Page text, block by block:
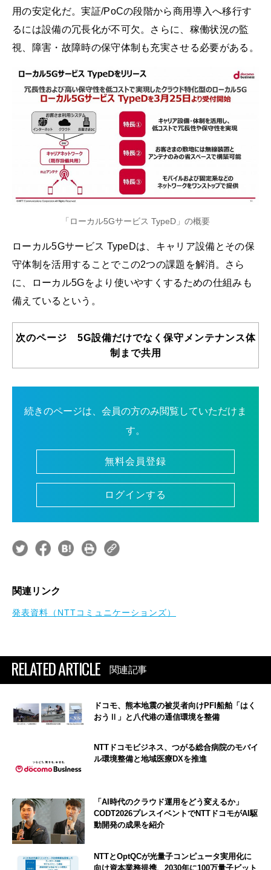
用の安定化だ。実証/PoCの段階から商用導入へ移行す
るには設備の冗長化が不可欠。さらに、稼働状況の監
視、障害・故障時の保守体制も充実させる必要がある。
「ローカル5Gサービス TypeD」の概要
ローカル5Gサービス TypeDは、キャリア設備とその保
守体制を活用することでこの2つの課題を解消。さら
に、ローカル5Gをより使いやすくするための仕組みも
備えているという。
次のページ 5G設備だけでなく保守メンテナンス体
制まで共用
続きのページは、会員の方のみ閲覧していただけま
す。
無料会員登録
ログインする
関連リンク
発表資料（NTTコミュニケーションズ）
RELATED ARTICLE 関連記事
ドコモ、熊本地震の被災者向けPFI船舶「はく
おうⅡ」と八代港の通信環境を整備
NTTドコモビジネス、つがる総合病院のモバイ
ル環境整備と地域医療DXを推進
「AI時代のクラウド運用をどう変えるか」
CODT2026プレスイベントでNTTドコモがAI駆
動開発の成果を紹介
NTTとOptQCが光量子コンピュータ実用化に
向け資本業務提携、2030年に100万量子ビット